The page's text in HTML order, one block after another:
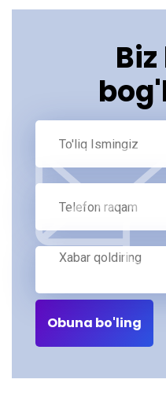
Obuna bo'ling